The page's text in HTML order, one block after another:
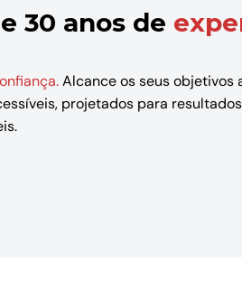
30 anos de
Alcance os seus objetivos
projetados para